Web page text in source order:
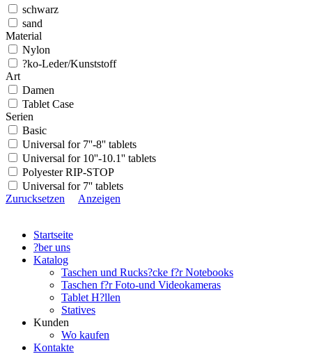
schwarz
sand
Material
Nylon
?ko-Leder/Kunststoff
Art
Damen
Tablet Case
Serien
Basic
Universal for 7''-8'' tablets
Universal for 10''-10.1'' tablets
Polyester RIP-STOP
Universal for 7'' tablets
Zurucksetzen
Anzeigen
Startseite
?ber uns
Katalog
Taschen und Rucks?cke f?r Notebooks
Taschen f?r Foto-und Videokameras
Tablet H?llen
Statives
Kunden
Wo kaufen
Kontakte